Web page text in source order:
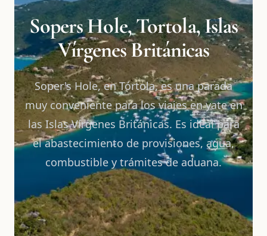
Sopers Hole, Tortola, Islas
Vírgenes Británicas
Soper's Hole, en Tórtola, es una parada
muy conveniente para los viajes en yate en
las Islas Vírgenes Británicas. Es ideal para
el abastecimiento de provisiones, agua,
combustible y trámites de aduana.